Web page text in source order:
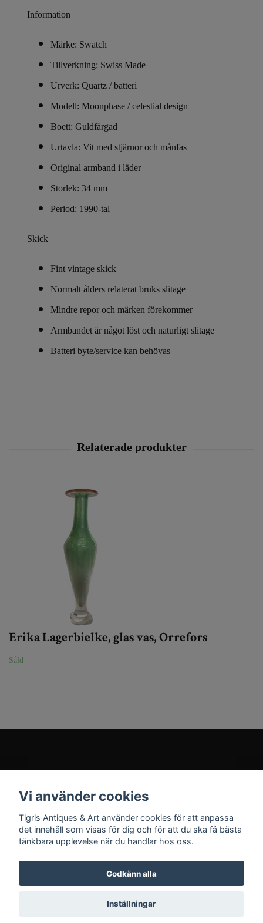
Information
Märke: Swatch
Tillverkning: Swiss Made
Urverk: Quartz / batteri
Modell: Moonphase / celestial design
Boett: Guldfärgad
Urtavla: Vit med stjärnor och månfas
Original armband i läder
Storlek: 34 mm
Period: 1990-tal
Skick
Fint vintage skick
Normalt ålders relaterat bruks slitage
Mindre repor och märken förekommer
Armbandet är något löst och naturligt slitage
Batteri byte/service kan behövas
Erika Lagerbielke, glas vas, Orrefors
Såld
Sociala medier
© 2026 Tigris Antiques & Art
Vi använder cookies
Tigris Antiques & Art använder cookies för att anpassa
det innehåll som visas för dig och för att du ska få bästa
tänkbara upplevelse när du handlar hos oss.
Godkänn alla
Inställningar